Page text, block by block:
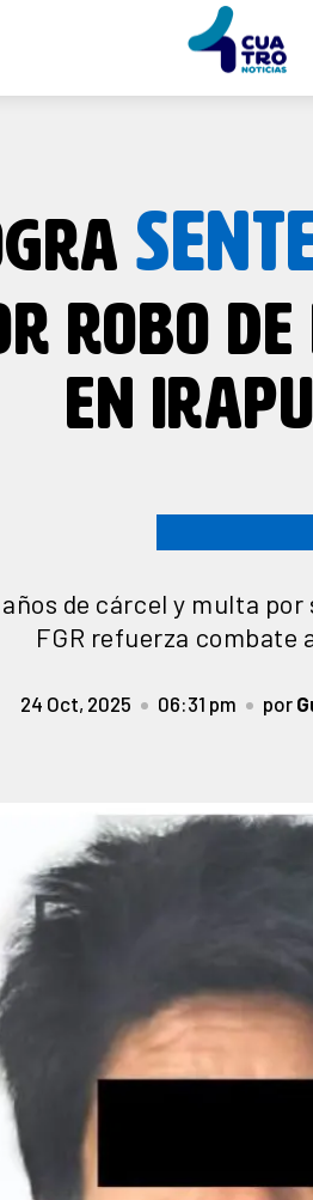
ROBO
EN
años de cárcel y multa
FGR refuerza combate
24 Oct, 2025 06:31 pm por